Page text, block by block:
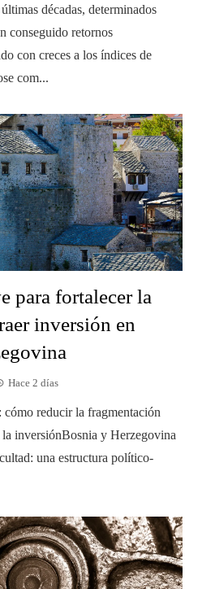
décadas, determinados
conseguido retornos
con creces a los índices de
com...
para fortalecer la
inversión en
Hace 2 días
reducir la fragmentación
inversiónBosnia y Herzegovina
una estructura político-